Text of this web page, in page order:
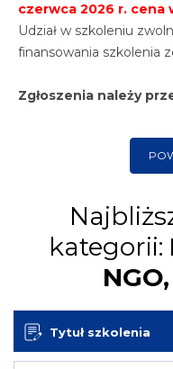
czerwca 2026 r. cena
Udział w szkoleniu
finansowania szkolenia
Zgłoszenia należy
kategorii:
Tytuł szkolenia